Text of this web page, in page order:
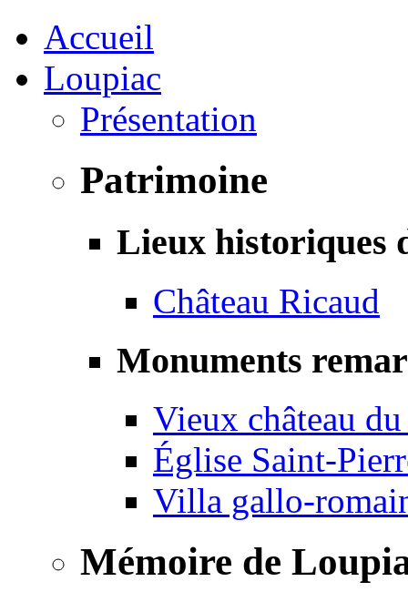
Accueil
Loupiac
Présentation
Patrimoine
Lieux historiques
Château Ricaud
Monuments
Vieux château
Église Saint-
Villa gallo-
Mémoire de